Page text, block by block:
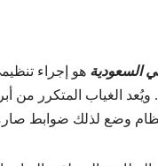
السعودية هو إجراء
الغياب المتكرر من
وضع لذلك ضوابط